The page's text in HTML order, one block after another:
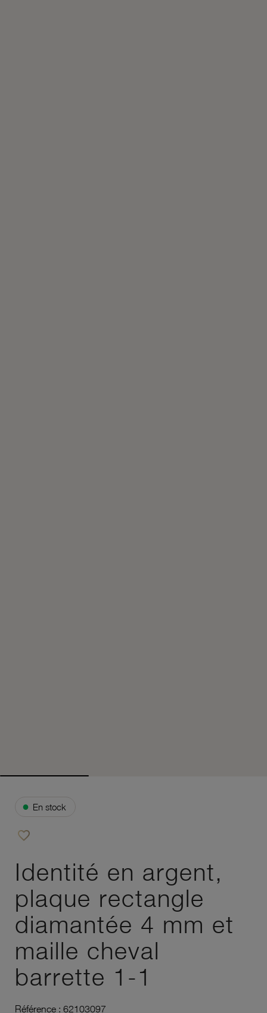
● En stock
favorite_border
Identité en argent,
plaque rectangle
diamantée 4 mm et
maille cheval
barrette 1-1
Référence : 62103097